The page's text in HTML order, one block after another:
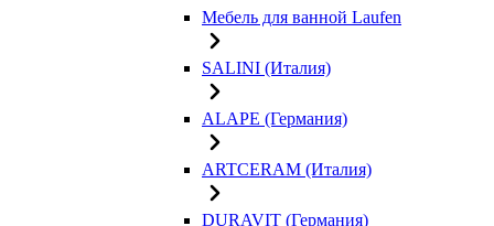
Мебель для ванной Laufen
SALINI (Италия)
ALAPE (Германия)
ARTCERAM (Италия)
DURAVIT (Германия)